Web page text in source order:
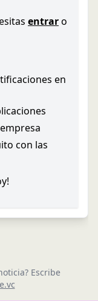
entraro
en
con las
Escribe